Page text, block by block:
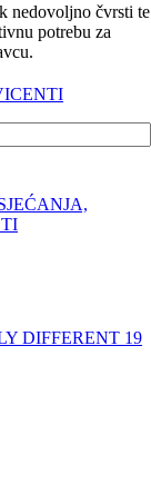
nedovoljno čvrsti te
potrebu za
DIFFERENT 19